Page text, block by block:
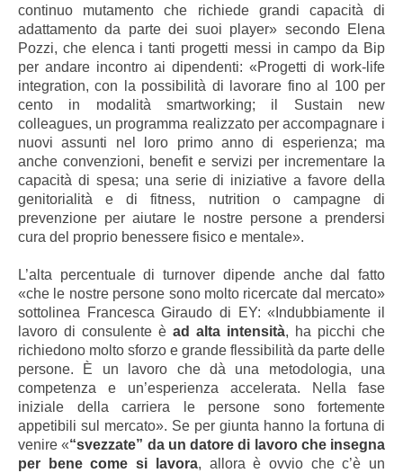
continuo mutamento che richiede grandi capacità di
adattamento da parte dei suoi player» secondo Elena
Pozzi, che elenca i tanti progetti messi in campo da Bip
per andare incontro ai dipendenti: «Progetti di work-life
integration, con la possibilità di lavorare fino al 100 per
cento in modalità smartworking; il Sustain new
colleagues, un programma realizzato per accompagnare i
nuovi assunti nel loro primo anno di esperienza; ma
anche convenzioni, benefit e servizi per incrementare la
capacità di spesa; una serie di iniziative a favore della
genitorialità e di fitness, nutrition o campagne di
prevenzione per aiutare le nostre persone a prendersi
cura del proprio benessere fisico e mentale».
L’alta percentuale di turnover dipende anche dal fatto
«che le nostre persone sono molto ricercate dal mercato»
sottolinea Francesca Giraudo di EY: «Indubbiamente il
lavoro di consulente è ad alta intensità, ha picchi che
richiedono molto sforzo e grande flessibilità da parte delle
persone. È un lavoro che dà una metodologia, una
competenza e un’esperienza accelerata. Nella fase
iniziale della carriera le persone sono fortemente
appetibili sul mercato». Se per giunta hanno la fortuna di
venire «“svezzate” da un datore di lavoro che insegna
per bene come si lavora, allora è ovvio che c’è un